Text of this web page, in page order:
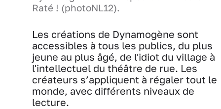
Raté ! (photoNL12).
Les créations de Dynamogène sont
accessibles à tous les publics, du plus
jeune au plus âgé, de l'idiot du village à
l'intellectuel du théâtre de rue. Les
créateurs s’appliquent à régaler tout le
monde, avec différents niveaux de
lecture.